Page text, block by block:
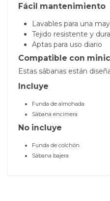
Fácil mantenimiento
Lavables para una
Tejido resistente y
Aptas para uso diario
Compatible con
Estas sábanas están
Incluye
Funda de almohada
Sábana encimera
No incluye
Funda de colchón
Sábana bajera